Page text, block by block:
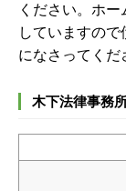
ください。ホ
していますの
になさってくだ
木下法律事務